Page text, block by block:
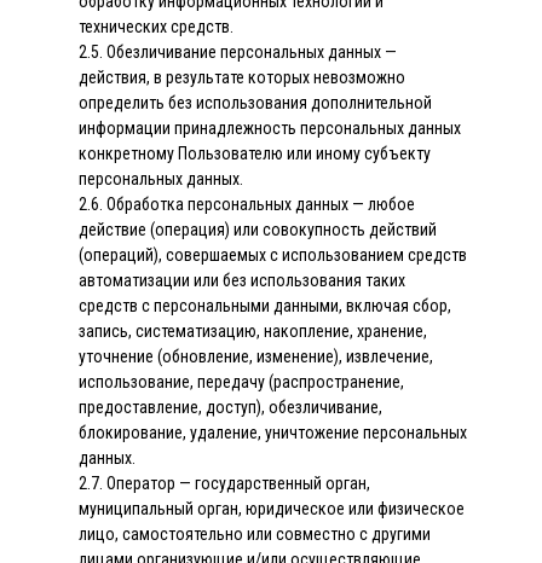
технических средств.
2.5. Обезличивание персональных данных —
действия, в результате которых невозможно
определить без использования дополнительной
информации принадлежность персональных данных
конкретному Пользователю или иному субъекту
персональных данных.
2.6. Обработка персональных данных — любое
действие (операция) или совокупность действий
(операций), совершаемых с использованием средств
автоматизации или без использования таких
средств с персональными данными, включая сбор,
запись, систематизацию, накопление, хранение,
уточнение (обновление, изменение), извлечение,
использование, передачу (распространение,
предоставление, доступ), обезличивание,
блокирование, удаление, уничтожение персональных
данных.
2.7. Оператор — государственный орган,
муниципальный орган, юридическое или физическое
лицо, самостоятельно или совместно с другими